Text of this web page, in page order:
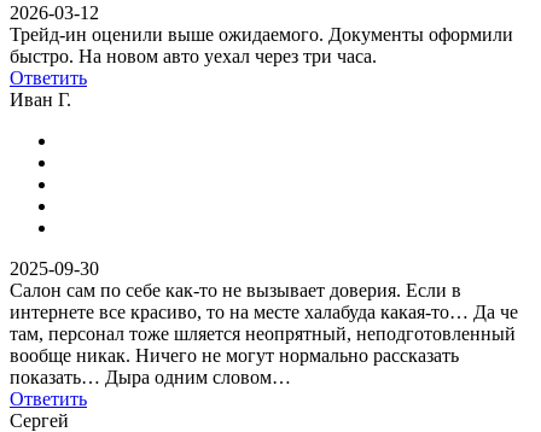
2026-03-12
Трейд-ин оценили выше ожидаемого. Документы оформили
быстро. На новом авто уехал через три часа.
Ответить
Иван Г.
2025-09-30
Салон сам по себе как-то не вызывает доверия. Если в
интернете все красиво, то на месте халабуда какая-то… Да че
там, персонал тоже шляется неопрятный, неподготовленный
вообще никак. Ничего не могут нормально рассказать
показать… Дыра одним словом…
Ответить
Сергей